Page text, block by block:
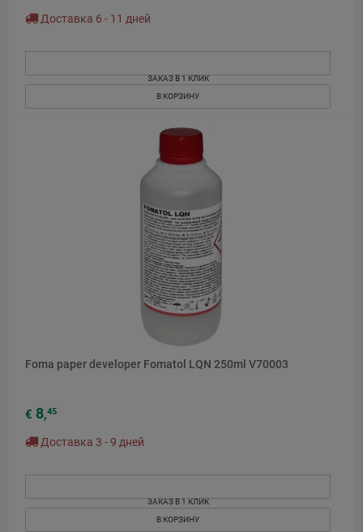
Доставка 6 - 11 дней
ЗАКАЗ В 1 КЛИК
В КОРЗИНУ
Foma paper developer Fomatol LQN 250ml V70003
€ 8,45
Доставка 3 - 9 дней
ЗАКАЗ В 1 КЛИК
В КОРЗИНУ